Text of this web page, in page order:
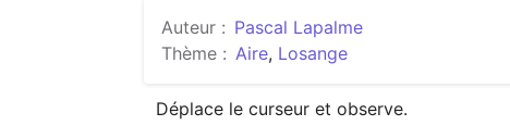
Auteur : Pascal Lapalme
Thème : Aire, Losange
Déplace le curseur et observe.